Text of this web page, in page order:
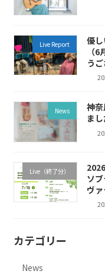
Live Report
優
（
う
News
神
ま
Live（終了分）
ソ
ヴ
カテゴリー
News